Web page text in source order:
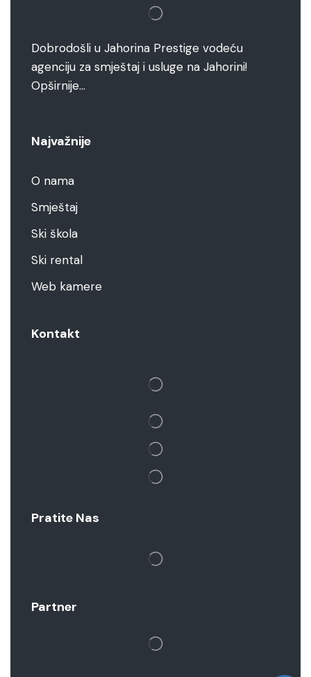
Dobrodošli u Jahorina Prestige vodeću
agenciju za smještaj i usluge na Jahorini!
Opširnije…
Najvažnije
O nama
Smještaj
Ski škola
Ski rental
Web kamere
Kontakt
Pratite Nas
Partner